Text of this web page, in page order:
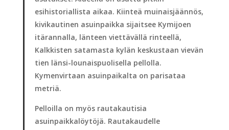
esihistoriallista aikaa. Kiinteä muinaisjäännös,
kivikautinen asuinpaikka sijaitsee Kymijoen
itärannalla, länteen viettävällä rinteellä,
Kalkkisten satamasta kylän keskustaan vievän
tien länsi-lounaispuolisella pellolla.
Kymenvirtaan asuinpaikalta on parisataa
metriä.
Pelloilla on myös rautakautisia
asuinpaikkalöytöjä. Rautakaudelle